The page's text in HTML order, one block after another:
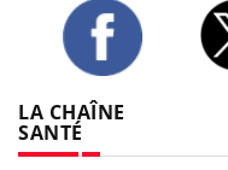
LA CHAÎNE
SANTÉ